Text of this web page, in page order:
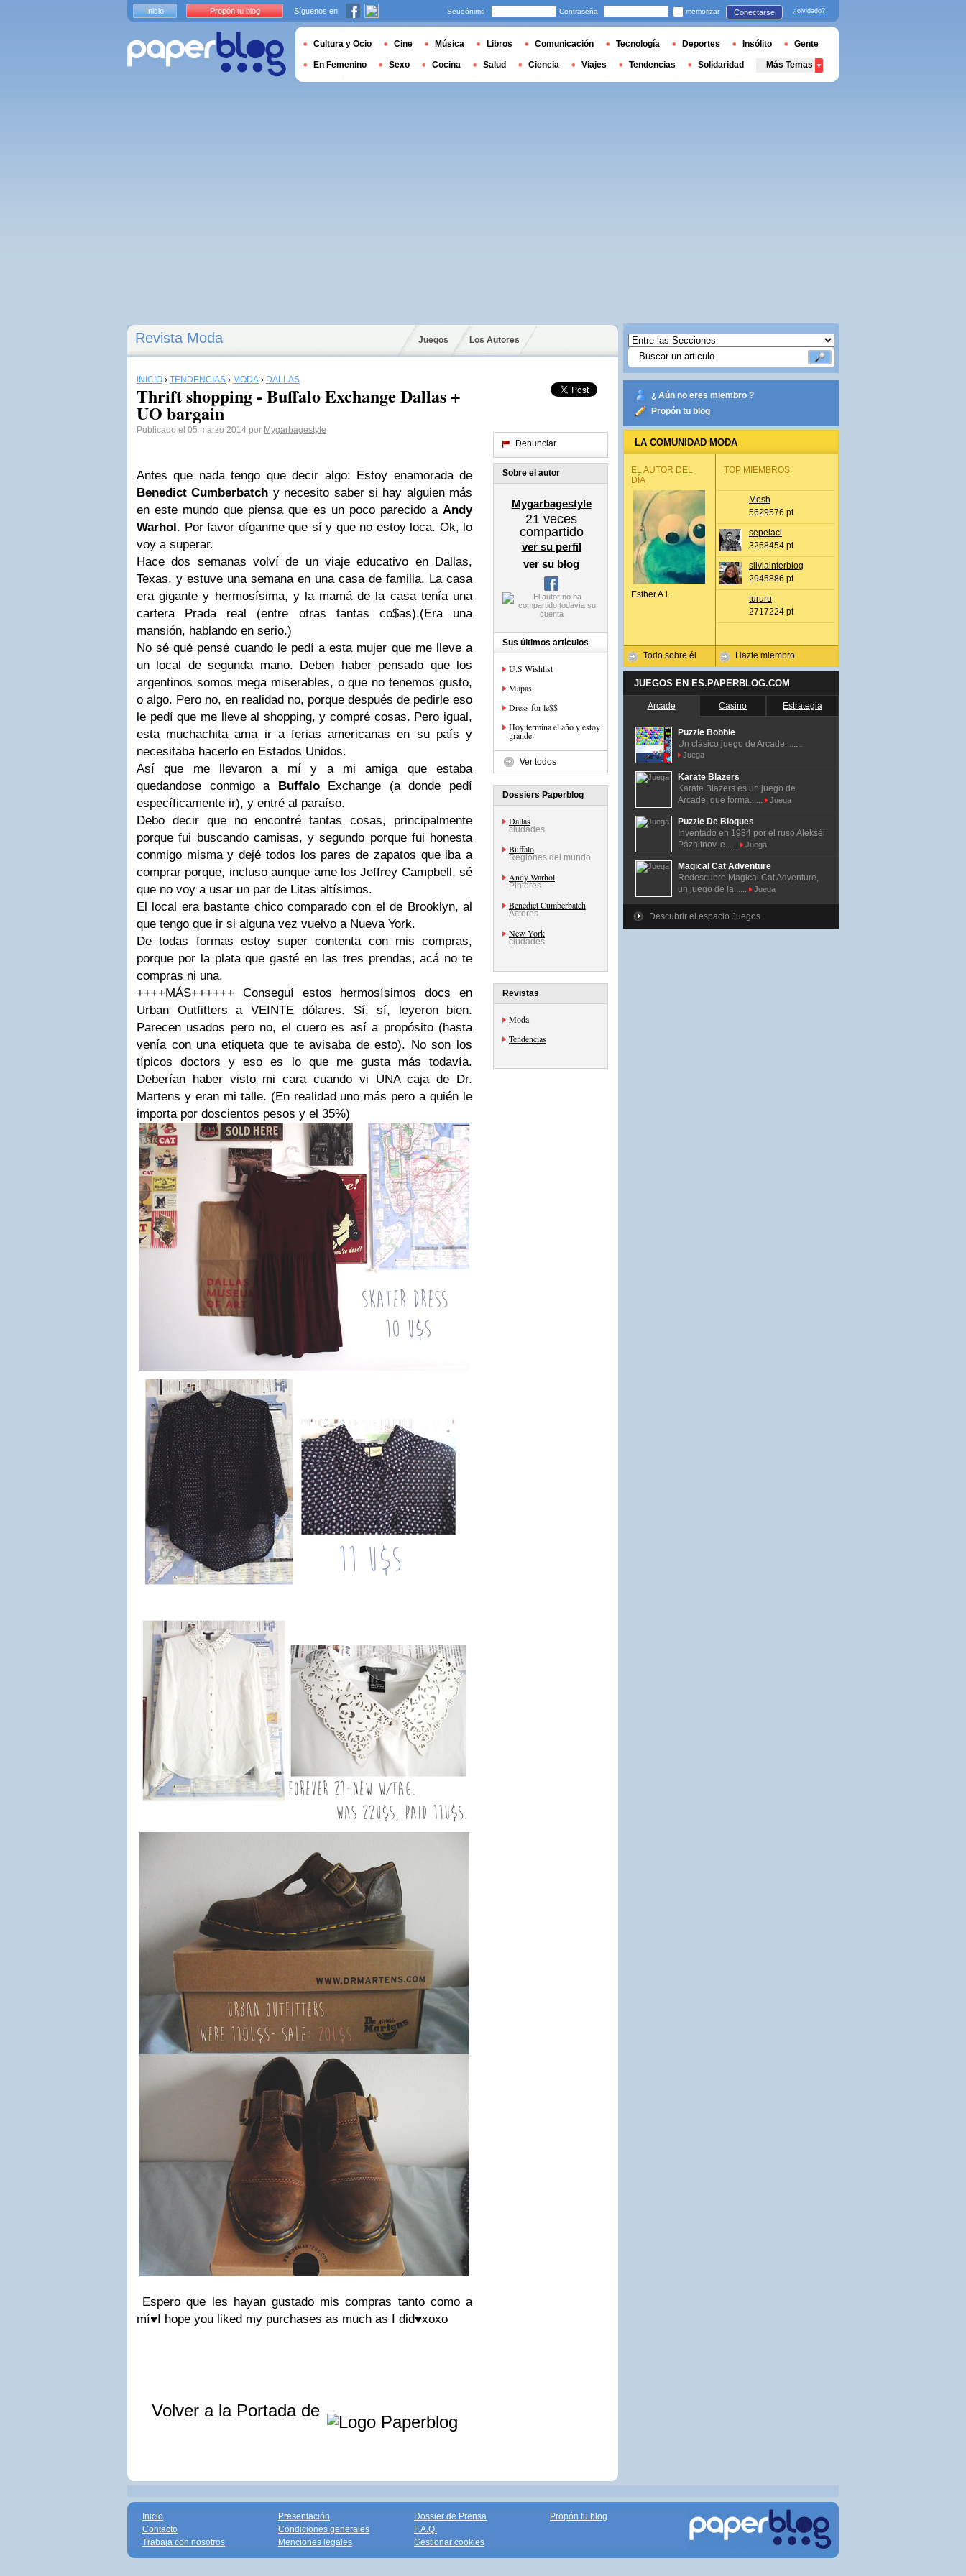
Revista Moda Juegos Los Autores
INICIO › TENDENCIAS › MODA › DALLAS
Thrift shopping - Buffalo Exchange Dallas +
UO bargain
Publicado el 05 marzo 2014 por Mygarbagestyle
Antes que nada tengo que decir algo: Estoy enamorada de
Benedict Cumberbatch y necesito saber si hay alguien más
en este mundo que piensa que es un poco parecido a Andy
Warhol. Por favor díganme que sí y que no estoy loca. Ok, lo
voy a superar.
Hace dos semanas volví de un viaje educativo en Dallas,
Texas, y estuve una semana en una casa de familia. La casa
era gigante y hermosísima, y la mamá de la casa tenía una
cartera Prada real (entre otras tantas co$as).(Era una
mansión, hablando en serio.)
No sé qué pensé cuando le pedí a esta mujer que me lleve a
un local de segunda mano. Deben haber pensado que los
argentinos somos mega miserables, o que no tenemos gusto,
o algo. Pero no, en realidad no, porque después de pedirle eso
le pedí que me lleve al shopping, y compré cosas. Pero igual,
esta muchachita ama ir a ferias americanas en su país y
necesitaba hacerlo en Estados Unidos.
Así que me llevaron a mí y a mi amiga que estaba
quedandose conmigo a BuffaloExchange (a donde pedí
específicamente ir), y entré al paraíso.
Debo decir que no encontré tantas cosas, principalmente
porque fui buscando camisas, y segundo porque fui honesta
conmigo misma y dejé todos los pares de zapatos que iba a
comprar porque, incluso aunque ame los Jeffrey Campbell, sé
que no voy a usar un par de Litas altísimos.
El local era bastante chico comparado con el de Brooklyn, al
que tengo que ir si alguna vez vuelvo a Nueva York.
De todas formas estoy super contenta con mis compras,
porque por la plata que gasté en las tres prendas, acá no te
compras ni una.
++++MÁS++++++ Conseguí estos hermosísimos docs en
Urban Outfitters a VEINTE dólares. Sí, sí, leyeron bien.
Parecen usados pero no, el cuero es así a propósito (hasta
venía con una etiqueta que te avisaba de esto). No son los
típicos doctors y eso es lo que me gusta más todavía.
Deberían haber visto mi cara cuando vi UNA caja de Dr.
Martens y eran mi talle. (En realidad uno más pero a quién le
importa por doscientos pesos y el 35%)
Espero que les hayan gustado mis compras tanto como a
mí♥I hope you liked my purchases as much as I did♥xoxo
Volver a la Portada de
Denunciar
Sobre el autor
Mygarbagestyle
21 veces
compartido
ver su perfil
ver su blog
Sus últimos artículos
U.S Wishlist
Mapas
Dress for le$$
Hoy termina el año y estoy
grande
Ver todos
Dossiers Paperblog
Dallas
ciudades
Buffalo
Regiones del mundo
Andy Warhol
Pintores
Benedict Cumberbatch
Actores
New York
ciudades
Revistas
Moda
Tendencias
¿ Aún no eres miembro ?
Propón tu blog
LA COMUNIDAD MODA
EL AUTOR DEL
DÍA
Esther A.l.
Todo sobre él
TOP MIEMBROS
Mesh
5629576 pt
sepelaci
3268454 pt
silviainterblog
2945886 pt
tururu
2717224 pt
Hazte miembro
JUEGOS EN ES.PAPERBLOG.COM
Arcade Casino Estrategia
Puzzle Bobble
Un clásico juego de Arcade. ......
Juega
Karate Blazers
Karate Blazers es un juego de
Arcade, que forma......
Juega
Puzzle De Bloques
Inventado en 1984 por el ruso Alekséi
Pázhitnov, e......
Juega
Magical Cat Adventure
Redescubre Magical Cat Adventure,
un juego de la......
Juega
Descubrir el espacio Juegos
Inicio Propón tu blog Síguenos en Seudónimo Contraseña memorizar Conectarse ¿olvidado?
Cultura y Ocio Cine Música Libros Comunicación Tecnología Deportes Insólito Gente
En Femenino Sexo Cocina Salud Ciencia Viajes Tendencias Solidaridad Más Temas
Inicio
Contacto
Trabaja con nosotros
Presentación
Condiciones generales
Menciones legales
Dossier de Prensa
F.A.Q.
Gestionar cookies
Propón tu blog